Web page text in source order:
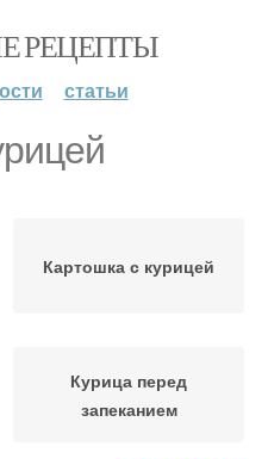
РЕЦЕПТЫ
статьи
Картошка с курицей
Курица перед
запеканием